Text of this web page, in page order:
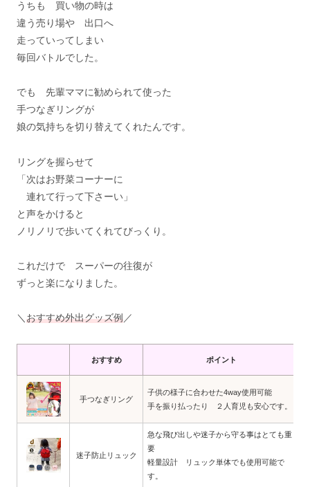
うちも 買い物の時は
違う売り場や 出口へ
走っていってしまい
毎回バトルでした。
でも 先輩ママに勧められて使った
手つなぎリングが
娘の気持ちを切り替えてくれたんです。
リングを握らせて
「次はお野菜コーナーに
連れて行って下さーい」
と声をかけると
ノリノリで歩いてくれてびっくり。
これだけで スーパーの往復が
ずっと楽になりました。
＼ おすすめ外出グッズ例／
おすすめ ポイント
手つなぎリング
子供の様子に合わせた4way使用可能
手を振り払ったり ２人育児も安心です。
迷子防止リュック
急な飛び出しや迷子から守る事はとても重
要
軽量設計 リュック単体でも使用可能で
す。